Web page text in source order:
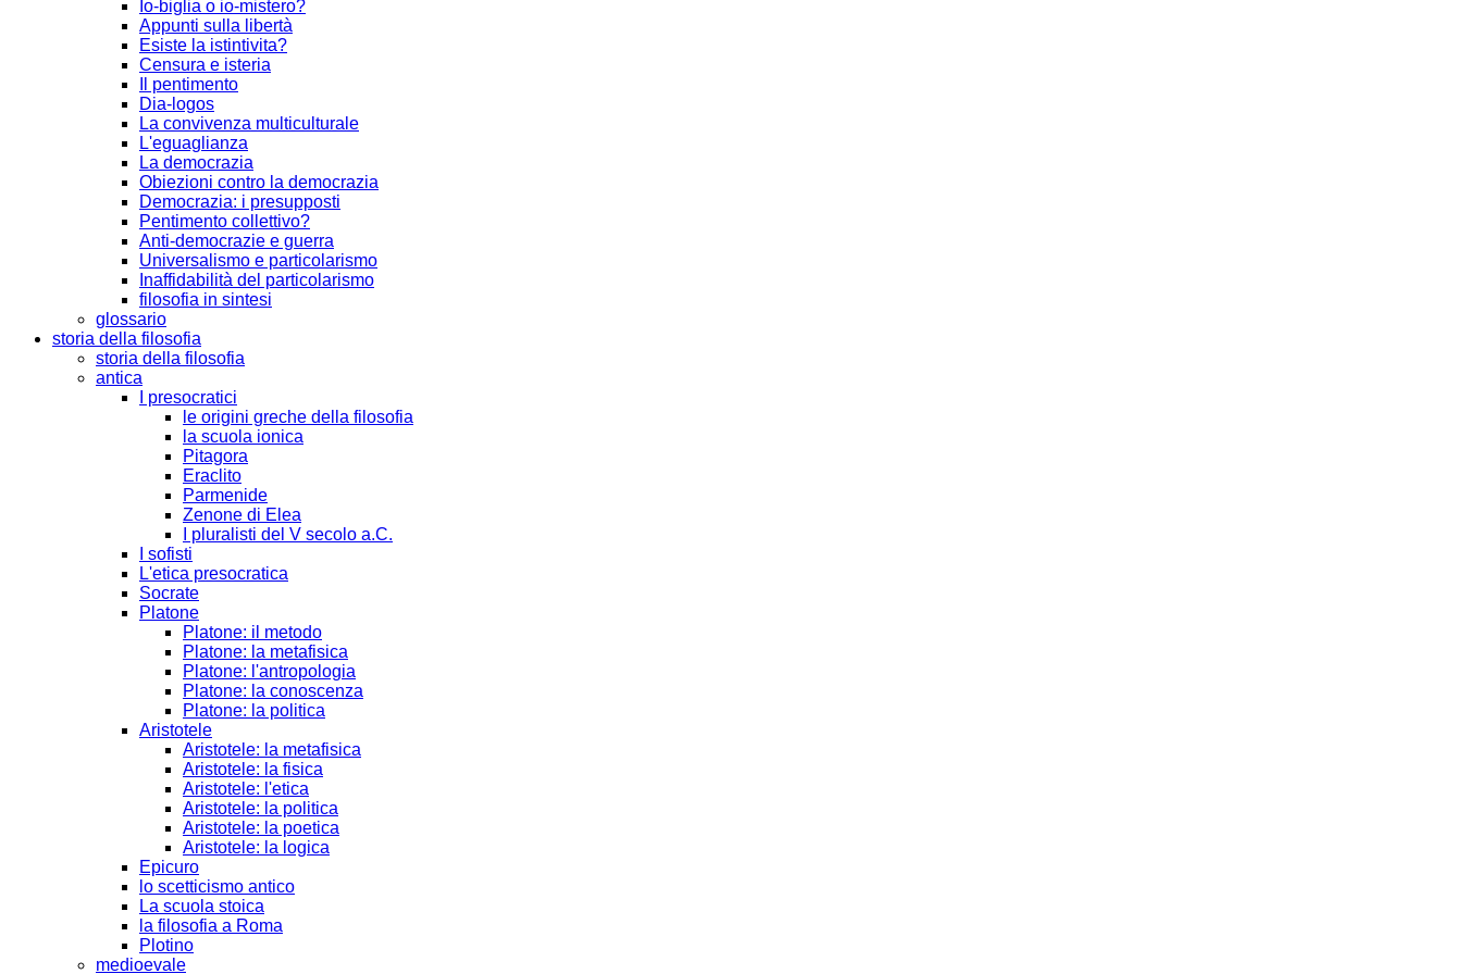
Io-biglia o io-mistero?
Appunti sulla libertà
Esiste la istintivita?
Censura e isteria
Il pentimento
Dia-logos
La convivenza multiculturale
L'eguaglianza
La democrazia
Obiezioni contro la democrazia
Democrazia: i presupposti
Pentimento collettivo?
Anti-democrazie e guerra
Universalismo e particolarismo
Inaffidabilità del particolarismo
filosofia in sintesi
glossario
storia della filosofia
storia della filosofia
antica
I presocratici
le origini greche della filosofia
la scuola ionica
Pitagora
Eraclito
Parmenide
Zenone di Elea
I pluralisti del V secolo a.C.
I sofisti
L'etica presocratica
Socrate
Platone
Platone: il metodo
Platone: la metafisica
Platone: l'antropologia
Platone: la conoscenza
Platone: la politica
Aristotele
Aristotele: la metafisica
Aristotele: la fisica
Aristotele: l'etica
Aristotele: la politica
Aristotele: la poetica
Aristotele: la logica
Epicuro
lo scetticismo antico
La scuola stoica
la filosofia a Roma
Plotino
medioevale